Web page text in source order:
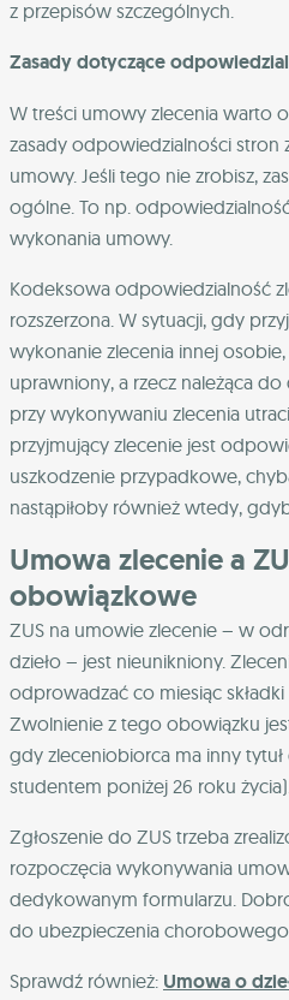
z przepisów szczególnych.
Zasady dotyczące
W treści umowy zlecenia warto
zasady odpowiedzialności stron
umowy. Jeśli tego nie zrobisz,
ogólne. To np.
wykonania umowy.
Kodeksowa odpowiedzialność
rozszerzona. W sytuacji, gdy
wykonanie zlecenia innej
uprawniony, a rzecz należąca
przy wykonywaniu zlecenia
przyjmujący zlecenie jest
uszkodzenie przypadkowe,
nastąpiłoby również wtedy,
Umowa zlecenie a
obowiązkowe
ZUS na umowie zlecenie – w
dzieło – jest nieunikniony.
odprowadzać co miesiąc
Zwolnienie z tego obowiązku
gdy zleceniobiorca ma inny
studentem poniżej 26 roku
Zgłoszenie do ZUS trzeba
rozpoczęcia wykonywania
dedykowanym formularzu.
do ubezpieczenia
Sprawdź również: Umowa o